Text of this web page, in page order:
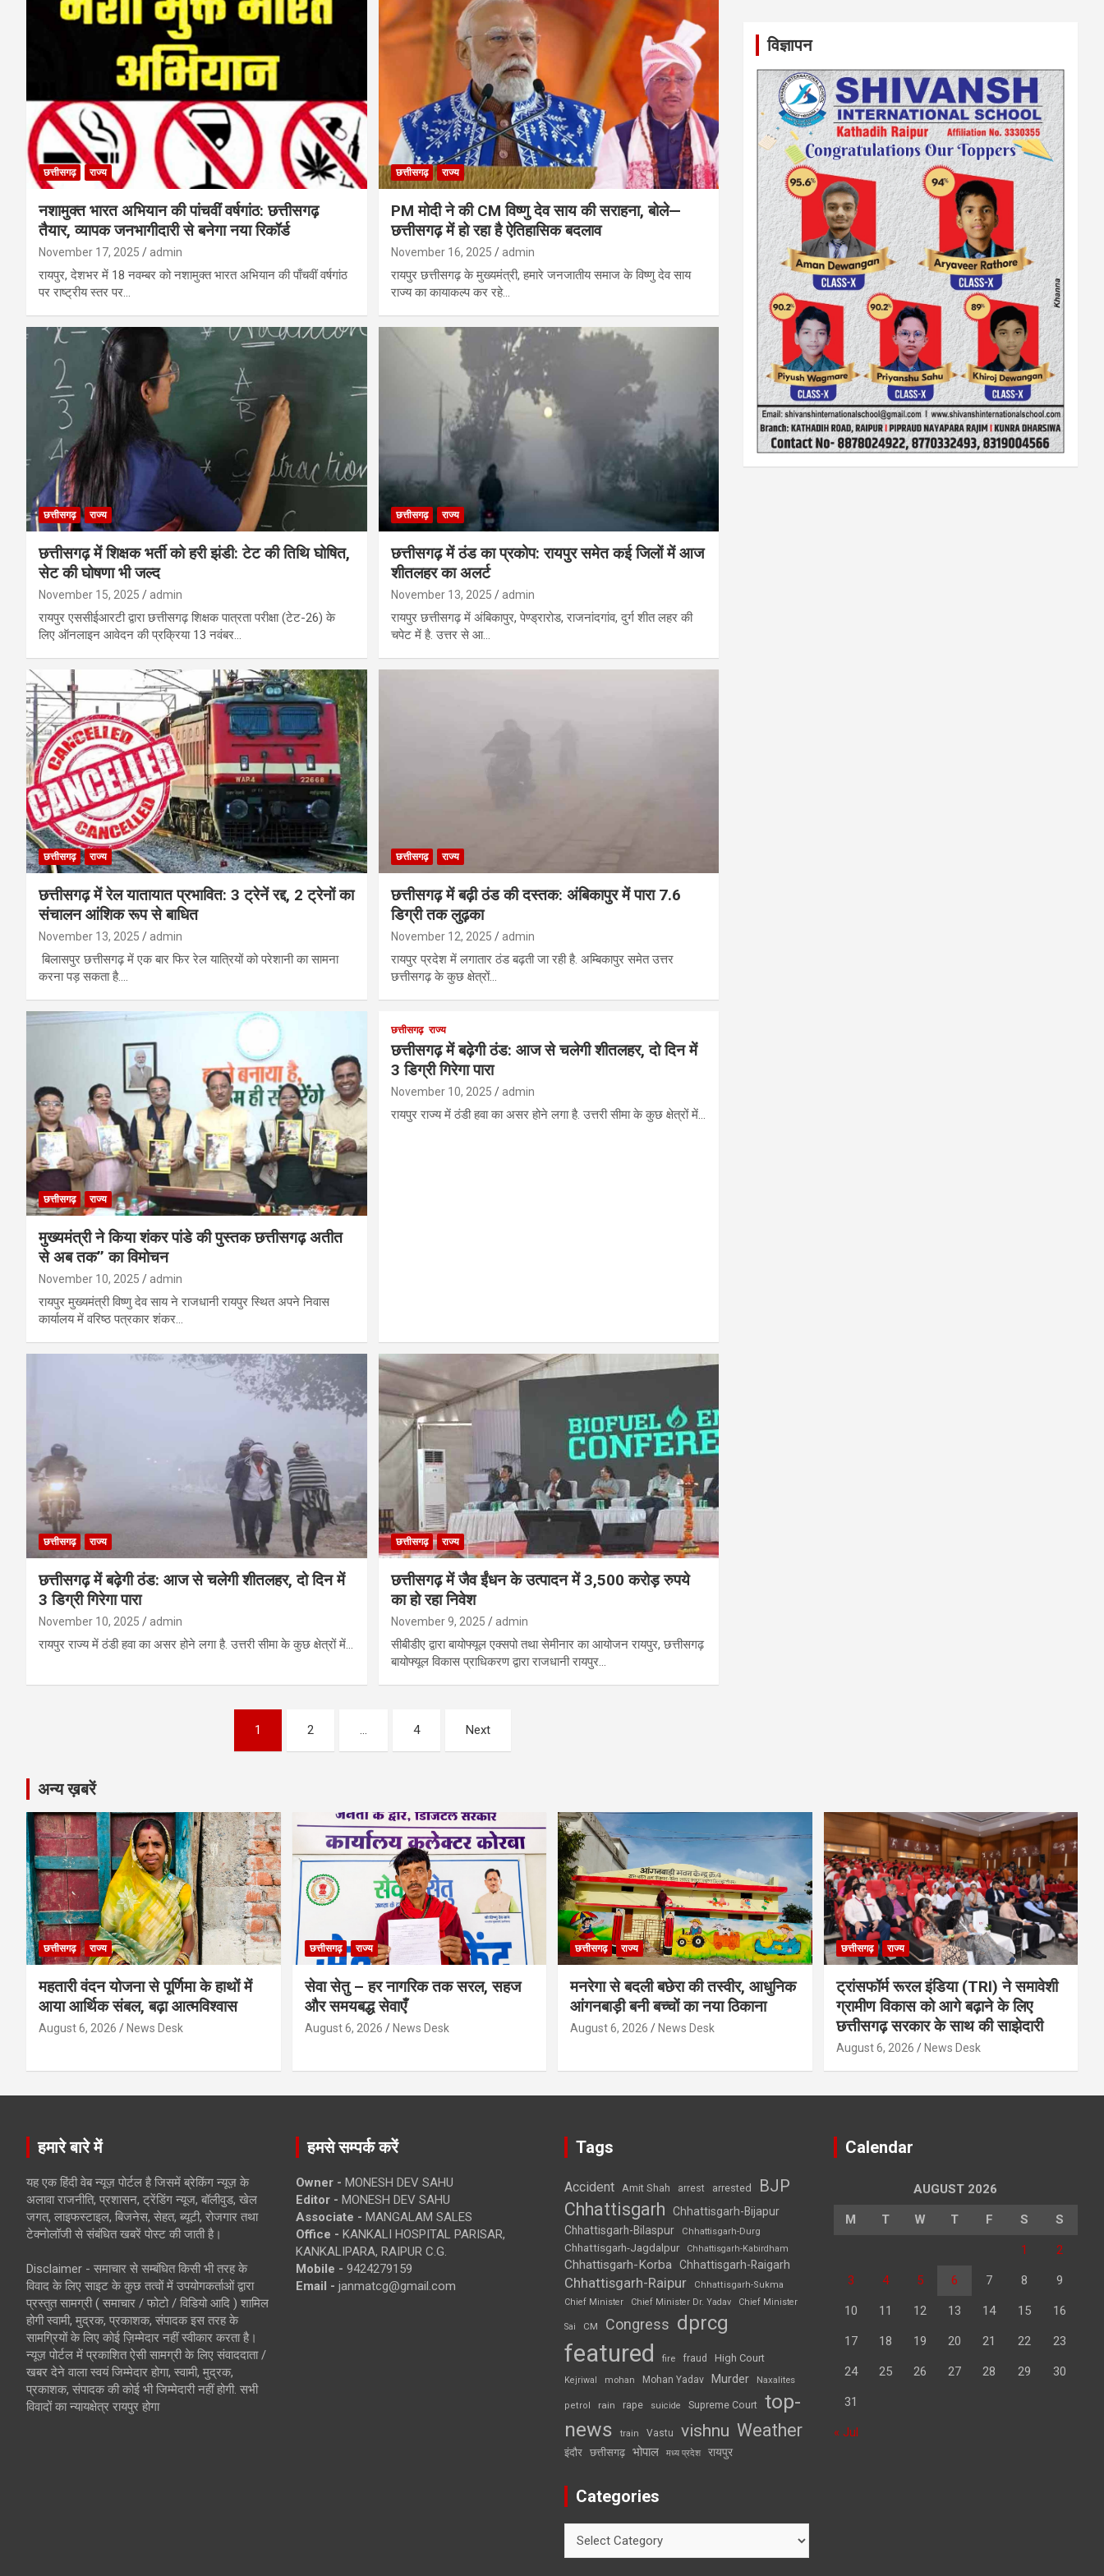
छत्तीसगढ़ राज्य
नशामुक्त भारत अभियान की पांचवीं वर्षगांठ: छत्तीसगढ़
तैयार, व्यापक जनभागीदारी से बनेगा नया रिकॉर्ड
November 17, 2025 admin
रायपुर, देशभर में 18 नवम्बर को नशामुक्त भारत अभियान की पाँचवीं वर्षगांठ
पर राष्ट्रीय स्तर पर…
छत्तीसगढ़ राज्य
PM मोदी ने की CM विष्णु देव साय की सराहना, बोले—
छत्तीसगढ़ में हो रहा है ऐतिहासिक बदलाव
November 16, 2025 admin
रायपुर छत्तीसगढ़ के मुख्यमंत्री, हमारे जनजातीय समाज के विष्णु देव साय
राज्य का कायाकल्प कर रहे…
छत्तीसगढ़ राज्य
छत्तीसगढ़ में शिक्षक भर्ती को हरी झंडी: टेट की तिथि घोषित,
सेट की घोषणा भी जल्द
November 15, 2025 admin
रायपुर एससीईआरटी द्वारा छत्तीसगढ़ शिक्षक पात्रता परीक्षा (टेट-26) के
लिए ऑनलाइन आवेदन की प्रक्रिया 13 नवंबर…
छत्तीसगढ़ राज्य
छत्तीसगढ़ में ठंड का प्रकोप: रायपुर समेत कई जिलों में आज
शीतलहर का अलर्ट
November 13, 2025 admin
रायपुर छत्तीसगढ़ में अंबिकापुर, पेण्ड्रारोड, राजनांदगांव, दुर्ग शीत लहर की
चपेट में है. उत्तर से आ…
छत्तीसगढ़ राज्य
छत्तीसगढ़ में रेल यातायात प्रभावित: 3 ट्रेनें रद्द, 2 ट्रेनों का
संचालन आंशिक रूप से बाधित
November 13, 2025 admin
बिलासपुर छत्तीसगढ़ में एक बार फिर रेल यात्रियों को परेशानी का सामना
करना पड़ सकता है.…
छत्तीसगढ़ राज्य
छत्तीसगढ़ में बढ़ी ठंड की दस्तक: अंबिकापुर में पारा 7.6
डिग्री तक लुढ़का
November 12, 2025 admin
रायपुर प्रदेश में लगातार ठंड बढ़ती जा रही है. अम्बिकापुर समेत उत्तर
छत्तीसगढ़ के कुछ क्षेत्रों…
छत्तीसगढ़ राज्य
मुख्यमंत्री ने किया शंकर पांडे की पुस्तक छत्तीसगढ़ अतीत
से अब तक’’ का विमोचन
November 10, 2025 admin
रायपुर मुख्यमंत्री विष्णु देव साय ने राजधानी रायपुर स्थित अपने निवास
कार्यालय में वरिष्ठ पत्रकार शंकर…
छत्तीसगढ़ राज्य
छत्तीसगढ़ में बढ़ेगी ठंड: आज से चलेगी शीतलहर, दो दिन में
3 डिग्री गिरेगा पारा
November 10, 2025 admin
रायपुर राज्य में ठंडी हवा का असर होने लगा है. उत्तरी सीमा के कुछ क्षेत्रों में…
छत्तीसगढ़ राज्य
छत्तीसगढ़ में बढ़ेगी ठंड: आज से चलेगी शीतलहर, दो दिन में
3 डिग्री गिरेगा पारा
November 10, 2025 admin
रायपुर राज्य में ठंडी हवा का असर होने लगा है. उत्तरी सीमा के कुछ क्षेत्रों में…
छत्तीसगढ़ राज्य
छत्तीसगढ़ में जैव ईंधन के उत्पादन में 3,500 करोड़ रुपये
का हो रहा निवेश
November 9, 2025 admin
सीबीडीए द्वारा बायोफ्यूल एक्सपो तथा सेमीनार का आयोजन रायपुर, छत्तीसगढ़
बायोफ्यूल विकास प्राधिकरण द्वारा राजधानी रायपुर…
1 2 … 4 Next
विज्ञापन
अन्य ख़बरें
छत्तीसगढ़ राज्य
महतारी वंदन योजना से पूर्णिमा के हाथों में
आया आर्थिक संबल, बढ़ा आत्मविश्वास
August 6, 2026 News Desk
छत्तीसगढ़ राज्य
सेवा सेतु – हर नागरिक तक सरल, सहज
और समयबद्ध सेवाएँ
August 6, 2026 News Desk
छत्तीसगढ़ राज्य
मनरेगा से बदली बछेरा की तस्वीर, आधुनिक
आंगनबाड़ी बनी बच्चों का नया ठिकाना
August 6, 2026 News Desk
छत्तीसगढ़ राज्य
ट्रांसफॉर्म रूरल इंडिया (TRI) ने समावेशी
ग्रामीण विकास को आगे बढ़ाने के लिए
छत्तीसगढ़ सरकार के साथ की साझेदारी
August 6, 2026 News Desk
हमारे बारे में
यह एक हिंदी वेब न्यूज़ पोर्टल है जिसमें ब्रेकिंग न्यूज़ के
अलावा राजनीति, प्रशासन, ट्रेंडिंग न्यूज, बॉलीवुड, खेल
जगत, लाइफस्टाइल, बिजनेस, सेहत, ब्यूटी, रोजगार तथा
टेक्नोलॉजी से संबंधित खबरें पोस्ट की जाती है।
Disclaimer - समाचार से सम्बंधित किसी भी तरह के
विवाद के लिए साइट के कुछ तत्वों में उपयोगकर्ताओं द्वारा
प्रस्तुत सामग्री ( समाचार / फोटो / विडियो आदि ) शामिल
होगी स्वामी, मुद्रक, प्रकाशक, संपादक इस तरह के
सामग्रियों के लिए कोई ज़िम्मेदार नहीं स्वीकार करता है।
न्यूज़ पोर्टल में प्रकाशित ऐसी सामग्री के लिए संवाददाता /
खबर देने वाला स्वयं जिम्मेदार होगा, स्वामी, मुद्रक,
प्रकाशक, संपादक की कोई भी जिम्मेदारी नहीं होगी. सभी
विवादों का न्यायक्षेत्र रायपुर होगा
हमसे सम्पर्क करें
Owner - MONESH DEV SAHU
Editor - MONESH DEV SAHU
Associate - MANGALAM SALES
Office - KANKALI HOSPITAL PARISAR,
KANKALIPARA, RAIPUR C.G.
Mobile - 9424279159
Email - janmatcg@gmail.com
Tags
Accident Amit Shah arrest arrested BJP
Chhattisgarh
Chhattisgarh-Bijapur
Chhattisgarh-Bilaspur
Chhattisgarh-Durg
Chhattisgarh-Jagdalpur Chhattisgarh-Kabirdham
Chhattisgarh-Korba Chhattisgarh-Raigarh
Chhattisgarh-Raipur
Chhattisgarh-Sukma
Chief Minister
Chief Minister Dr. Yadav Chief Minister
Sai CM Congress dprcg
featured fire fraud High Court
Kejriwal mohan Mohan Yadav Murder Naxalites
petrol rain rape suicide Supreme Court top-
news
train Vastu vishnu Weather
इंदौर छत्तीसगढ़ भोपाल मध्य प्रदेश रायपुर
Categories
Calendar
AUGUST 2026
M T W T F S S
1 2
3 4 5 6 7 8 9
10 11 12 13 14 15 16
17 18 19 20 21 22 23
24 25 26 27 28 29 30
31
« Jul